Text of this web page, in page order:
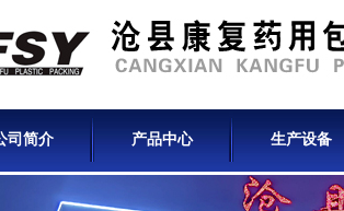
司简介 产品中心 生产设备